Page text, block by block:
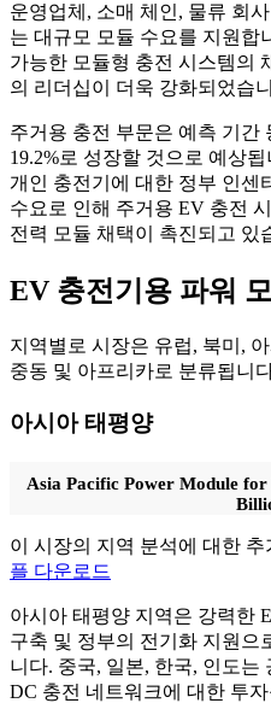
운영업체, 소매 체인, 물류 회
는 대규모 모듈 수요를 지원합
가능한 모듈형 충전 시스템의
의 리더십이 더욱 강화되었습
주거용 충전 부문은 예측 기간
19.2%로 성장할 것으로 예상
개인 충전기에 대한 정부 인센
수요로 인해 주거용 EV 충전
전력 모듈 채택이 촉진되고 있
EV 충전기용 파워
지역별로 시장은 유럽, 북미,
중동 및 아프리카로 분류됩니
아시아 태평양
Asia Pacific Power Module
이 시장의 지역 분석에 대한
플 다운로드
아시아 태평양 지역은 강력한
구축 및 정부의 전기화 지원으
니다. 중국, 일본, 한국, 인도는
DC 충전 네트워크에 대한 투